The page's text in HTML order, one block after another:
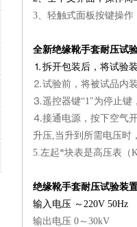
3、轻触式面板按键操
全新绝缘靴手套耐压试
⒈拆开包装后，将试验
⒉试验前，将被试品内
⒊遥控器键“1"为停止键
⒋接通电源，按下空气
升压,当升到所需电压时
5.左起*块表是高压表（
绝缘靴手套耐压试验装
输入电压 ～220V 50Hz
输出电压 0～30kV